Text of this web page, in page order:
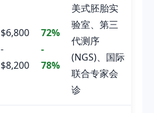
$6,800
-
$8,200
72%
-
78%
美式胚胎实
验室、第三
代测序
(NGS)、国际
联合专家会
诊